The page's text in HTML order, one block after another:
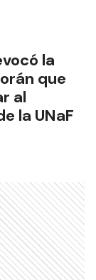
la
que
al
la UNaF